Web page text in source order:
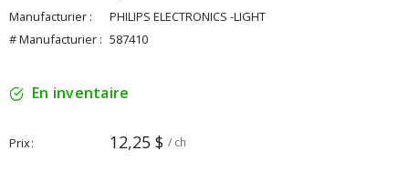
Manufacturier :
PHILIPS ELECTRONICS -LIGHT
# Manufacturier : 587410
En inventaire
Prix 12,25 $ / ch